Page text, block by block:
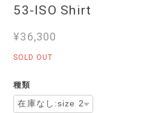
53-ISO Shirt
¥36,300
SOLD OUT
種類